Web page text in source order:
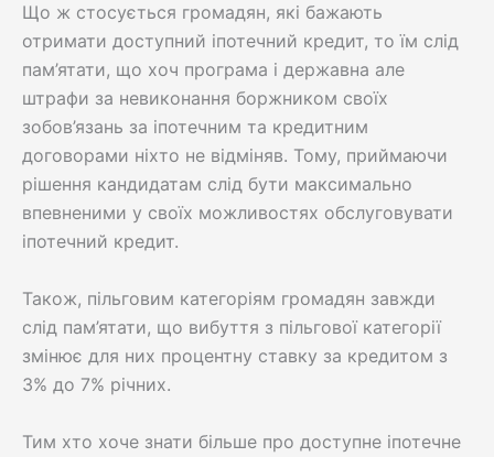
Що ж стосується громадян, які бажають
отримати доступний іпотечний кредит, то їм слід
пам’ятати, що хоч програма і державна але
штрафи за невиконання боржником своїх
зобов’язань за іпотечним та кредитним
договорами ніхто не відміняв. Тому, приймаючи
рішення кандидатам слід бути максимально
впевненими у своїх можливостях обслуговувати
іпотечний кредит.
Також, пільговим категоріям громадян завжди
слід пам’ятати, що вибуття з пільгової категорії
змінює для них процентну ставку за кредитом з
3% до 7% річних.
Тим хто хоче знати більше про доступне іпотечне